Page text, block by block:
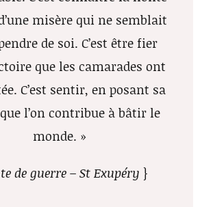
misère qui ne semblait
de soi. C’est être fier
que les camarades ont
C’est sentir, en posant sa
l’on contribue à bâtir le
monde. »
de guerre – St Exupéry }